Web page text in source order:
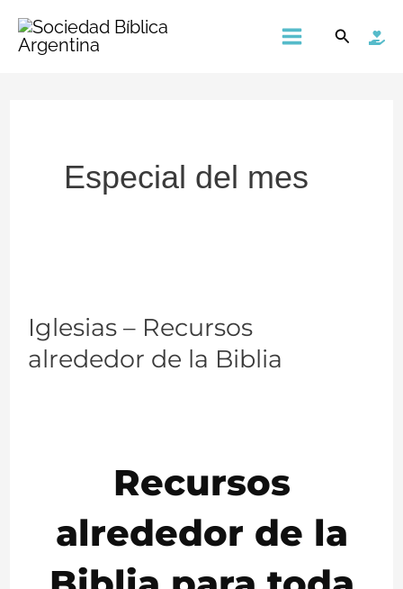
MainBuscar
Especial del mes
Iglesias – Recursos
alrededor de la Biblia
Recursos
alrededor de la
–
Recursos